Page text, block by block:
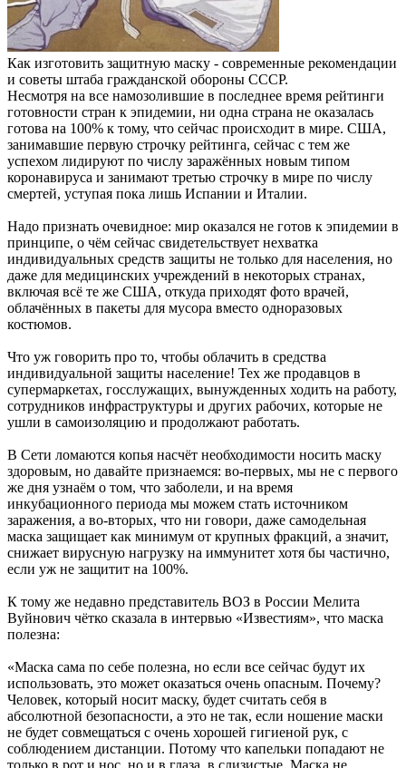
Как изготовить защитную маску - современные рекомендации
и советы штаба гражданской обороны СССР.
Несмотря на все намозолившие в последнее время рейтинги
готовности стран к эпидемии, ни одна страна не оказалась
готова на 100% к тому, что сейчас происходит в мире. США,
занимавшие первую строчку рейтинга, сейчас с тем же
успехом лидируют по числу заражённых новым типом
коронавируса и занимают третью строчку в мире по числу
смертей, уступая пока лишь Испании и Италии.
Надо признать очевидное: мир оказался не готов к эпидемии в
принципе, о чём сейчас свидетельствует нехватка
индивидуальных средств защиты не только для населения, но
даже для медицинских учреждений в некоторых странах,
включая всё те же США, откуда приходят фото врачей,
облачённых в пакеты для мусора вместо одноразовых
костюмов.
Что уж говорить про то, чтобы облачить в средства
индивидуальной защиты население! Тех же продавцов в
супермаркетах, госслужащих, вынужденных ходить на работу,
сотрудников инфраструктуры и других рабочих, которые не
ушли в самоизоляцию и продолжают работать.
В Сети ломаются копья насчёт необходимости носить маску
здоровым, но давайте признаемся: во-первых, мы не с первого
же дня узнаём о том, что заболели, и на время
инкубационного периода мы можем стать источником
заражения, а во-вторых, что ни говори, даже самодельная
маска защищает как минимум от крупных фракций, а значит,
снижает вирусную нагрузку на иммунитет хотя бы частично,
если уж не защитит на 100%.
К тому же недавно представитель ВОЗ в России Мелита
Вуйнович чётко сказала в интервью «Известиям», что маска
полезна:
«Маска сама по себе полезна, но если все сейчас будут их
использовать, это может оказаться очень опасным. Почему?
Человек, который носит маску, будет считать себя в
абсолютной безопасности, а это не так, если ношение маски
не будет совмещаться с очень хорошей гигиеной рук, с
соблюдением дистанции. Потому что капельки попадают не
только в рот и нос, но и в глаза, в слизистые. Маска не